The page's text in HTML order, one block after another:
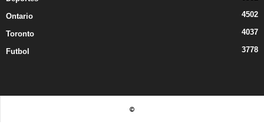
Ontario 4502
Toronto 4037
Futbol 3778
©